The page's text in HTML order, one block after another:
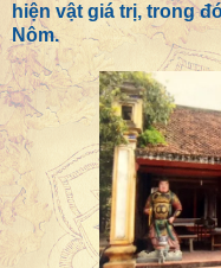
hiện vật giá trị, trong
Nôm.